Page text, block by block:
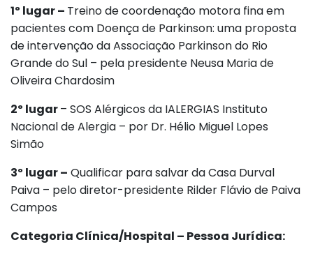
1º lugar – Treino de coordenação motora fina em
pacientes com Doença de Parkinson: uma proposta
de intervenção da Associação Parkinson do Rio
Grande do Sul – pela presidente Neusa Maria de
Oliveira Chardosim
2º lugar– SOS Alérgicos da IALERGIAS Instituto
Nacional de Alergia – por Dr. Hélio Miguel Lopes
Simão
3º lugar – Qualificar para salvar da Casa Durval
Paiva – pelo diretor-presidente Rilder Flávio de Paiva
Campos
Categoria Clínica/Hospital – Pessoa Jurídica: